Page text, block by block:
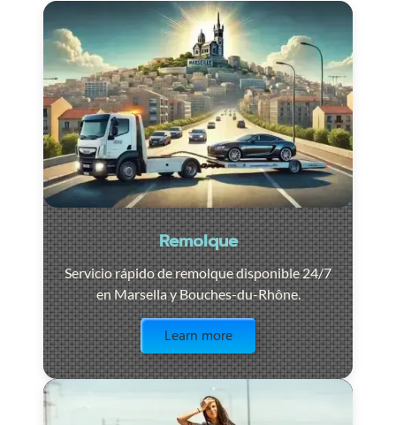
Remolque
Servicio rápido de remolque disponible 24/7
en Marsella y Bouches-du-Rhône.
Learn more